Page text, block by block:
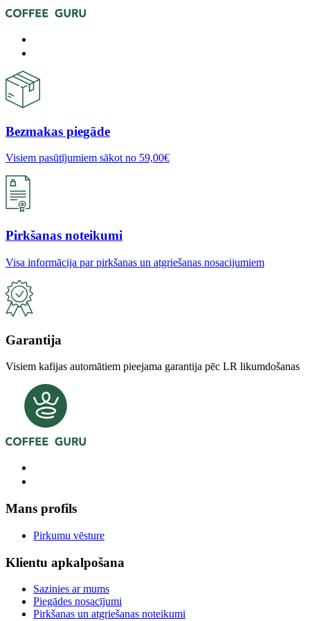
Bezmakas piegāde
Visiem pasūtījumiem sākot no 59,00€
Pirkšanas noteikumi
Visa informācija par pirkšanas un atgriešanas nosacijumiem
Garantija
Visiem kafijas automātiem pieejama garantija pēc LR likumdošanas
Mans profils
Pirkumu vēsture
Klientu apkalpošana
Sazinies ar mums
Piegādes nosacījumi
Pirkšanas un atgriešanas noteikumi